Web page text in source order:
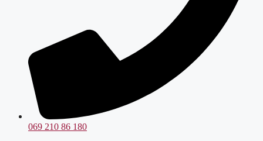
069 210 86 180